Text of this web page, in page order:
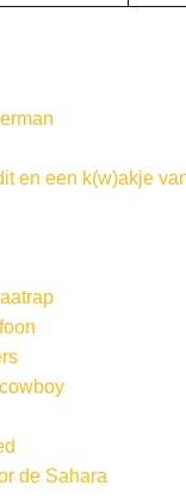
en een k(w)akje
de Sahara